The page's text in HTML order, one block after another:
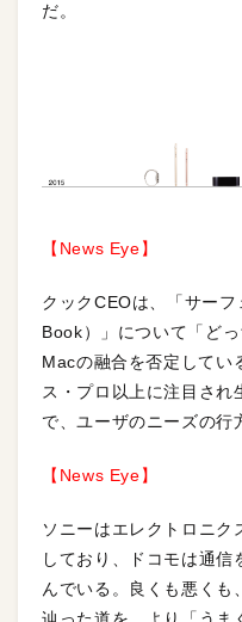
だ。
【News Eye】
クックCEOは、「サー
Book）」について「ど
Macの融合を否定してい
ス・プロ以上に注目され
で、ユーザのニーズの行
【News Eye】
ソニーはエレクトロニク
しており、ドコモは通信
んでいる。良くも悪くも
辿った道を、より「うま